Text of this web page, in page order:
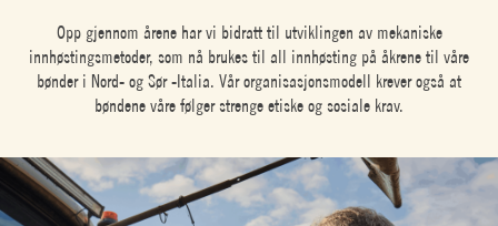
Opp gjennom årene har vi bidratt til utviklingen av mekaniske
innhøstingsmetoder, som nå brukes til all innhøsting på åkrene til våre
bønder i Nord- og Sør -Italia. Vår organisasjonsmodell krever også at
bøndene våre følger strenge etiske og sosiale krav.